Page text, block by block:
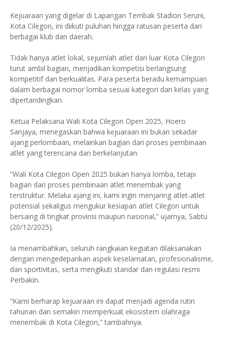
Kejuaraan yang digelar di Lapangan Tembak Stadion Seruni,
Kota Cilegon, ini diikuti puluhan hingga ratusan peserta dari
berbagai klub dan daerah.
Tidak hanya atlet lokal, sejumlah atlet dari luar Kota Cilegon
turut ambil bagian, menjadikan kompetisi berlangsung
kompetitif dan berkualitas. Para peserta beradu kemampuan
dalam berbagai nomor lomba sesuai kategori dan kelas yang
dipertandingkan.
Ketua Pelaksana Wali Kota Cilegon Open 2025, Hoero
Sanjaya, menegaskan bahwa kejuaraan ini bukan sekadar
ajang perlombaan, melainkan bagian dari proses pembinaan
atlet yang terencana dan berkelanjutan.
“Wali Kota Cilegon Open 2025 bukan hanya lomba, tetapi
bagian dari proses pembinaan atlet menembak yang
terstruktur. Melalui ajang ini, kami ingin menjaring atlet-atlet
potensial sekaligus mengukur kesiapan atlet Cilegon untuk
bersaing di tingkat provinsi maupun nasional,” ujarnya, Sabtu
(20/12/2025).
Ia menambahkan, seluruh rangkaian kegiatan dilaksanakan
dengan mengedepankan aspek keselamatan, profesionalisme,
dan sportivitas, serta mengikuti standar dan regulasi resmi
Perbakin.
“Kami berharap kejuaraan ini dapat menjadi agenda rutin
tahunan dan semakin memperkuat ekosistem olahraga
menembak di Kota Cilegon,” tambahnya.